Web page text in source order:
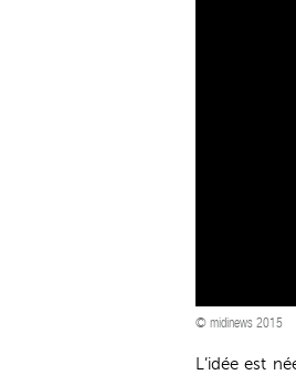
© midinews 2015
L’idée est